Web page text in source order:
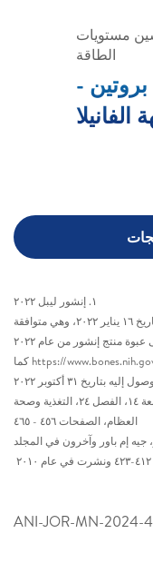
مستويات
الطاقة
-
الفانيلا
١. إنشور ليبل ٢٠٢٢
٢. المعلومات حول المنتج مدعومة ببيانات تم جمعها بتاريخ ١٦ يناير ٢٠٢٢، وهي متوافقة
منتج إنشور من عام ٢٠٢٢
٣. https://www.bones.nih.gov/health-info/bone/bone-health/what-is-bone كما
إليه بتاريخ ٣١ أكتوبر ٢٠٢٢
٤. كتاب كراوس “الغذاء وطريقة الاعتناء بالتغذية”. الطبعة ١٤، الفصل ٢٤، التغذية وصحة
العظام، الصفحات ٤٥٦ - ٤٦٥
جيه إم باور وآخرون في المجلد
ANI-JOR-MN-2024-